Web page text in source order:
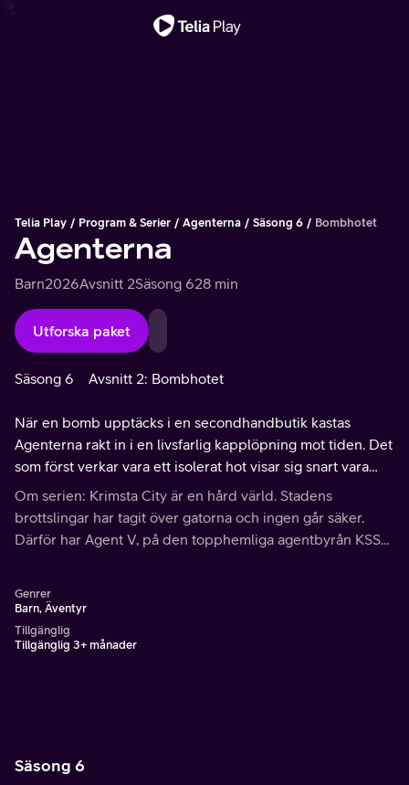
Telia Play Program & Serier Agenterna Säsong 6 Bombhotet
Agenterna
Barn2026Avsnitt 2Säsong 628 min
Utforska paket
Säsong 6 Avsnitt 2: Bombhotet
När en bomb upptäcks i en secondhandbutik kastas
Agenterna rakt in i en livsfarlig kapplöpning mot tiden. Det
som först verkar vara ett isolerat hot visar sig snart vara
betydligt mer genomtänkt.
Om serien: Krimsta City är en hård värld. Stadens
brottslingar har tagit över gatorna och ingen går säker.
Därför har Agent V, på den topphemliga agentbyrån KSSA,
Genrer
Barn, Äventyr
Tillgänglig
Tillgänglig 3+ månader
Säsong 6